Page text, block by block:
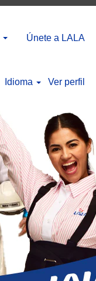
Únete a LALA
Idioma Ver perfil